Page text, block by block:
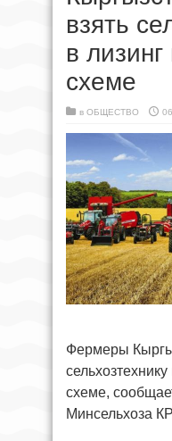
взять
в лизинг
схеме
в ОБЩЕСТВО
Фермеры
схеме,
Минсельхоза